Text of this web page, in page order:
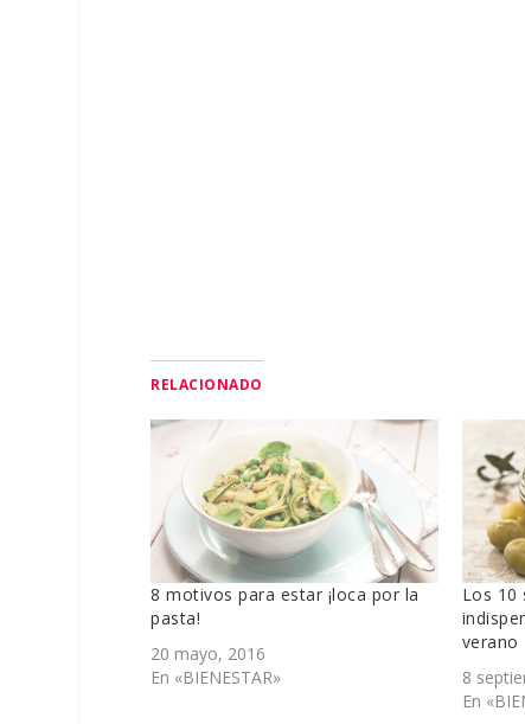
RELACIONADO
8 motivos para estar ¡loca por la
pasta!
20 mayo, 2016
En «BIENESTAR»
Los 10
verano
8
En